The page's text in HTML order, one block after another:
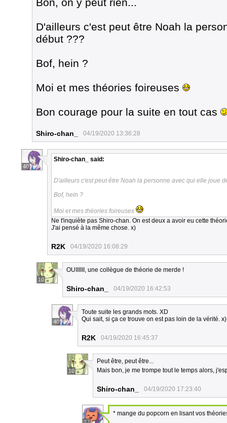
D'ailleurs c'est peut être Noah la
début ???
Bof, hein ?
Moi et mes théories foireuses
Bon courage pour la suite en tout cas
Shiro-chan_ 04/19/2020 13:36:28
40
Shiro-chan_ said:
D'ailleurs c'est peut être Noah la personne avec qui elle joue
Bof, hein ?
Moi et mes théories foireuses
Ne t'inquiète pas Shiro-chan. On est deux a avoir eu cette
J'ai pensé à la même chose. x)
R2K 04/19/2020 16:08:29
10
OUIIIIII, une collègue de théorie de merde !
Shiro-chan_ 04/19/2020 16:42:53
40
Toute suite les grands mots. XD
Qui sait, si ça ce trouve on est pas loin de la vérité. x)
R2K 04/19/2020 16:45:37
10
Peut être, peut être...
Mais bon, je me trompe tout le temps alors,
Shiro-chan_ 04/19/2020 17:23:40
* mange du popcorn en lisant vos